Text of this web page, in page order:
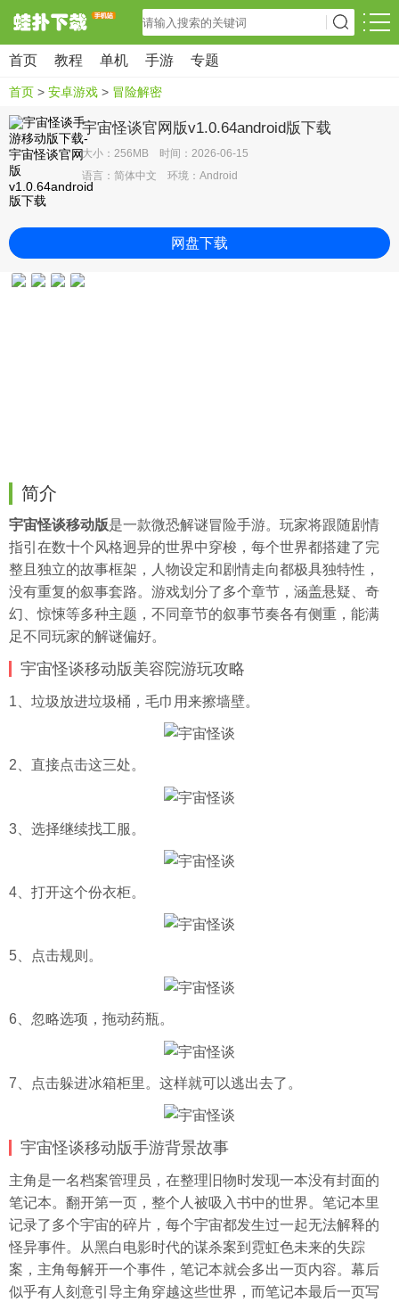
首页 教程 单机 手游 专题
首页 > 安卓游戏 > 冒险解密
宇宙怪谈官网版v1.0.64android版下载
大小：256MB 时间：2026-06-15
语言：简体中文 环境：Android
网盘下载
简介
宇宙怪谈移动版是一款微恐解谜冒险手游。玩家将跟随剧情
指引在数十个风格迥异的世界中穿梭，每个世界都搭建了完
整且独立的故事框架，人物设定和剧情走向都极具独特性，
没有重复的叙事套路。游戏划分了多个章节，涵盖悬疑、奇
幻、惊悚等多种主题，不同章节的叙事节奏各有侧重，能满
足不同玩家的解谜偏好。
宇宙怪谈移动版美容院游玩攻略
1、垃圾放进垃圾桶，毛巾用来擦墙壁。
2、直接点击这三处。
3、选择继续找工服。
4、打开这个份衣柜。
5、点击规则。
6、忽略选项，拖动药瓶。
7、点击躲进冰箱柜里。这样就可以逃出去了。
宇宙怪谈移动版手游背景故事
主角是一名档案管理员，在整理旧物时发现一本没有封面的
笔记本。翻开第一页，整个人被吸入书中的世界。笔记本里
记录了多个宇宙的碎片，每个宇宙都发生过一起无法解释的
怪异事件。从黑白电影时代的谋杀案到霓虹色未来的失踪
案，主角每解开一个事件，笔记本就会多出一页内容。幕后
似乎有人刻意引导主角穿越这些世界，而笔记本最后一页写